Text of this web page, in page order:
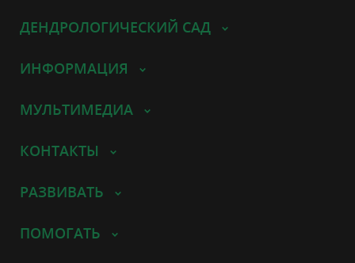
ДЕНДРОЛОГИЧЕСКИЙ САД
ИНФОРМАЦИЯ
МУЛЬТИМЕДИА
КОНТАКТЫ
РАЗВИВАТЬ
ПОМОГАТЬ